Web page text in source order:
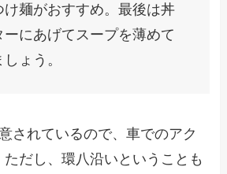
け麺がおすすめ。最後は丼
ーにあげてスープを薄めて
ょう。
されているので、車でのアク
だし、環八沿いということも